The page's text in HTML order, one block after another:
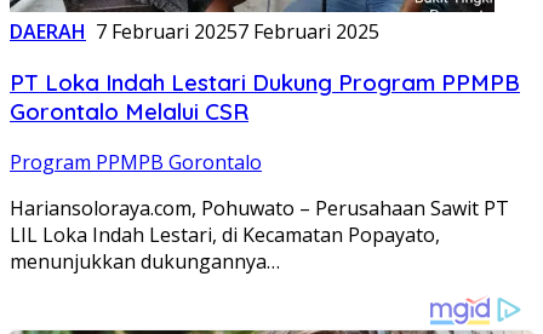
DAERAH 7 Februari 20257 Februari 2025
PT Loka Indah Lestari Dukung Program PPMPB
Gorontalo Melalui CSR
Program PPMPB Gorontalo
Hariansoloraya.com, Pohuwato – Perusahaan Sawit PT
LIL Loka Indah Lestari, di Kecamatan Popayato,
menunjukkan dukungannya…